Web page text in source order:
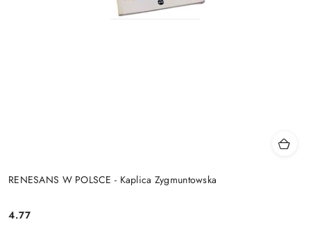
RENESANS W POLSCE - Kaplica Zygmuntowska
Cena:
4.77